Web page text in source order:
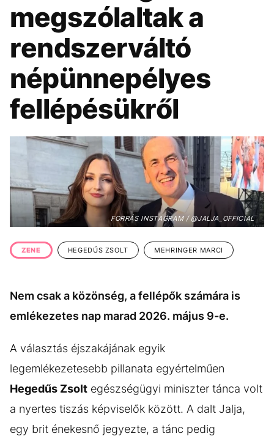
UTAZÁS
ÉLETMÓD DESIGN
BESZÉLGETÉSEK ARCOK
VIDEÓ TÖRTÉNETEK
GASZTRO
megszólaltak a
rendszerváltó
népünnepélyes
fellépésükről
FORRÁS INSTAGRAM / @JALJA_OFFICIAL
ZENE HEGEDŰS ZSOLT MEHRINGER MARCI
Nem csak a közönség, a fellépők számára is
emlékezetes nap marad 2026. május 9-e.
A választás éjszakájának egyik
legemlékezetesebb pillanata egyértelműen
Hegedűs Zsolt egészségügyi miniszter tánca volt
a nyertes tiszás képviselők között. A dalt Jalja,
egy brit énekesnő jegyezte, a tánc pedig